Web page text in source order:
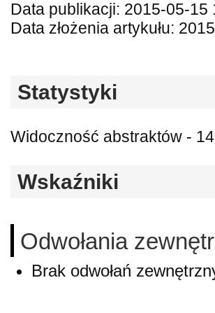
Data publikacji: 2015-05-15
Data złożenia artykułu:
Statystyki
Widoczność abstraktów -
Wskaźniki
Odwołania
Brak odwołań